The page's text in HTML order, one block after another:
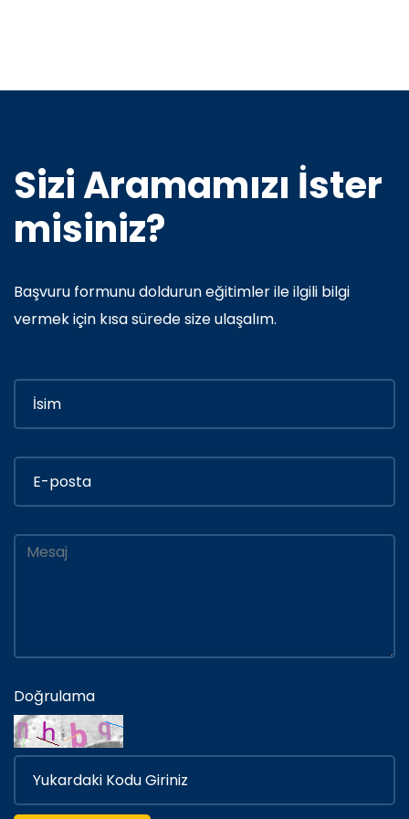
Sizi Aramamızı İster
misiniz?
Başvuru formunu doldurun eğitimler ile ilgili bilgi
vermek için kısa sürede size ulaşalım.
Doğrulama